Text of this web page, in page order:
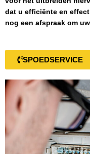
dat u efficiënte en
nog een afspraak om
SPOEDSERVICE